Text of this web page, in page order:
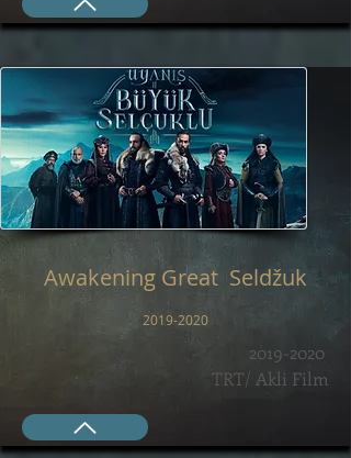
Awakening Great Seldžuk
2019-2020
2019-2020
TRT/ Akli Film